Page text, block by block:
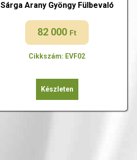
Sárga Arany Gyöngy Fülbevaló
82 000 Ft
Cikkszám: EVF02
Készleten